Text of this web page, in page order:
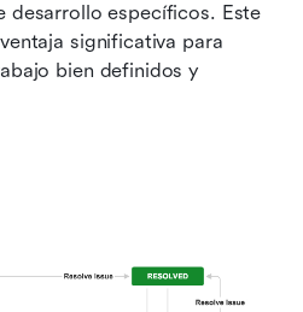
desarrollo específicos. Este
significativa para
bien definidos y